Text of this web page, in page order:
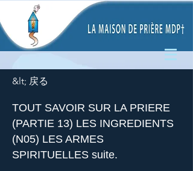
&lt; 戻る
TOUT SAVOIR SUR LA PRIERE
(PARTIE 13) LES INGREDIENTS
(N05) LES ARMES
SPIRITUELLES suite.